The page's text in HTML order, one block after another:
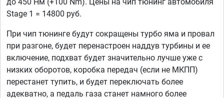
Stage 1 = 14800 руб.
При чип тюнинге будут сокращены турбо яма и провал
при разгоне, будет перенастроен наддув турбины и ее
включение, подхват будет значительно лучше уже с
низких оборотов, коробка передач (если не МКПП)
перестанет тупить, и будет переключать более
адекватно, а педаль газа станет намного более